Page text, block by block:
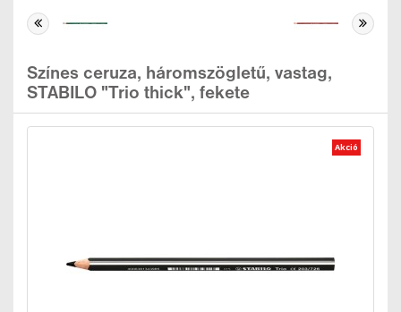
Színes ceruza, háromszögletű, vastag,
STABILO "Trio thick", fekete
Akció